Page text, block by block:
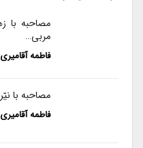
مصاحبه با
مربی…
فاطمه آقامیری
مصاحبه با
فاطمه آقامیری